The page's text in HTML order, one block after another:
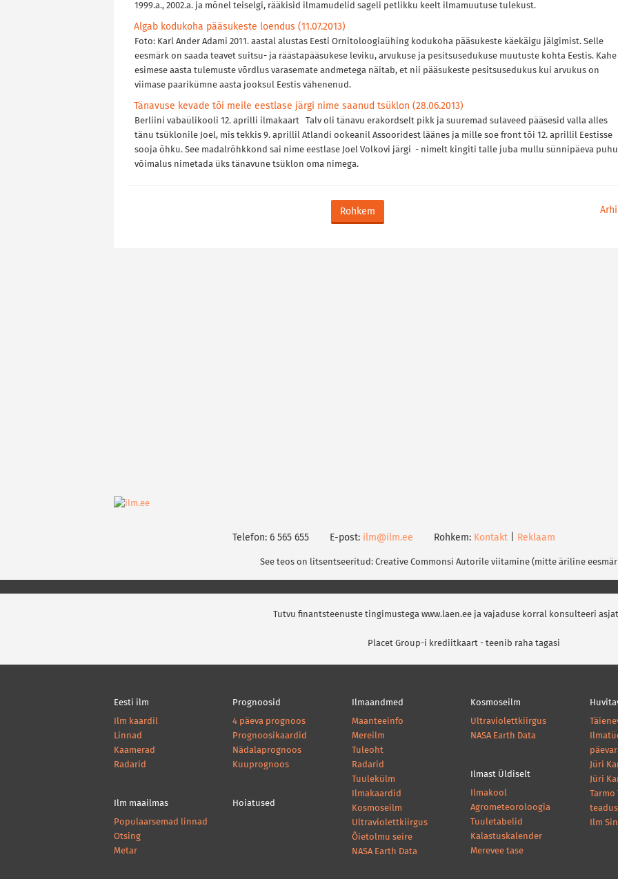
1999.a., 2002.a. ja mõnel teiselgi, rääkisid ilmamudelid sageli petlikku keelt ilmamuutuse tulekust.
Algab kodukoha pääsukeste loendus (11.07.2013)
Foto: Karl Ander Adami 2011. aastal alustas Eesti Ornitoloogiaühing kodukoha pääsukeste käekäigu jälgimist. Selle
eesmärk on saada teavet suitsu- ja räästapääsukese leviku, arvukuse ja pesitsusedukuse muutuste kohta Eestis. Kahe
esimese aasta tulemuste võrdlus varasemate andmetega näitab, et nii pääsukeste pesitsusedukus kui arvukus on
viimase paarikümne aasta jooksul Eestis vähenenud.
Tänavuse kevade tõi meile eestlase järgi nime saanud tsüklon (28.06.2013)
Berliini vabaülikooli 12. aprilli ilmakaart Talv oli tänavu erakordselt pikk ja suuremad sulaveed pääsesid valla alles
tänu tsüklonile Joel, mis tekkis 9. aprillil Atlandi ookeanil Assooridest läänes ja mille soe front tõi 12. aprillil Eestisse
sooja õhku. See madalrõhkkond sai nime eestlase Joel Volkovi järgi - nimelt kingiti talle juba mullu sünnipäeva
võimalus nimetada üks tänavune tsüklon oma nimega.
Rohkem
Telefon: 6 565 655 E-post: ilm@ilm.ee Rohkem: Kontakt Reklaam
See teos on litsentseeritud: Creative Commonsi Autorile viitamine (mitte äriline
Tutvu finantsteenuste tingimustega www.laen.ee ja vajaduse korral konsulteeri
Placet Group-i krediitkaart - teenib raha tagasi
Eesti ilm
Ilm kaardil
Linnad
Kaamerad
Radarid
Ilm maailmas
Populaarsemad linnad
Otsing
Metar
Prognoosid
4 päeva prognoos
Prognoosikaardid
Nädalaprognoos
Kuuprognoos
Hoiatused
Ilmaandmed
Maanteeinfo
Mereilm
Tuleoht
Radarid
Tuulekülm
Ilmakaardid
Kosmoseilm
Ultraviolettkiirgus
Õietolmu seire
NASA Earth Data
Kosmoseilm
Ultraviolettkiirgus
NASA Earth Data
Ilmast Üldiselt
Ilmakool
Agrometeoroloogia
Tuuletabelid
Kalastuskalender
Merevee tase
Jüri
Jüri
Ilm